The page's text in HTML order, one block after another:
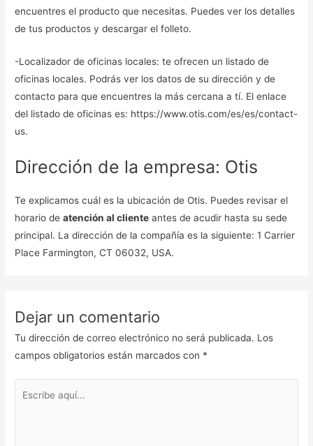
encuentres el producto que necesitas. Puedes ver los detalles
de tus productos y descargar el folleto.
-Localizador de oficinas locales: te ofrecen un listado de
oficinas locales. Podrás ver los datos de su dirección y de
contacto para que encuentres la más cercana a tí. El enlace
del listado de oficinas es: https://www.otis.com/es/es/contact-
us.
Dirección de la empresa: Otis
Te explicamos cuál es la ubicación de Otis. Puedes revisar el
horario deatención al cliente antes de acudir hasta su sede
principal. La dirección de la compañía es la siguiente: 1 Carrier
Place Farmington, CT 06032, USA.
Dejar un comentario
Tu dirección de correo electrónico no será publicada. Los
campos obligatorios están marcados con *